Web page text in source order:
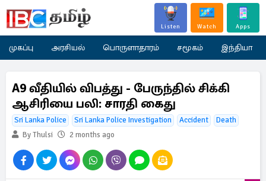
Listen Watch Apps
முகப்பு அரசியல் பொருளாதாரம் சமூகம் இந்தியா
A9 வீதியில் விபத்து - பேருந்தில் சிக்கி
ஆசிரியை பலி: சாரதி கைது
Sri Lanka Police Sri Lanka Police Investigation Accident
Death
By Thulsi
2 months ago